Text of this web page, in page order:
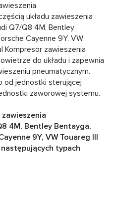
układu zawieszenia
Q7/Q8 4M, Bentley
Cayenne 9Y, VW
Kompresor zawieszenia
do układu i zapewnia
pneumatycznym.
od jednostki sterującej
zaworowej systemu.
4M, Bentley Bentayga,
9Y, VW Touareg III
typach